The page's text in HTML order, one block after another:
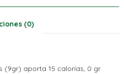
(0)
(9gr) aporta 15 calorías, 0 gr